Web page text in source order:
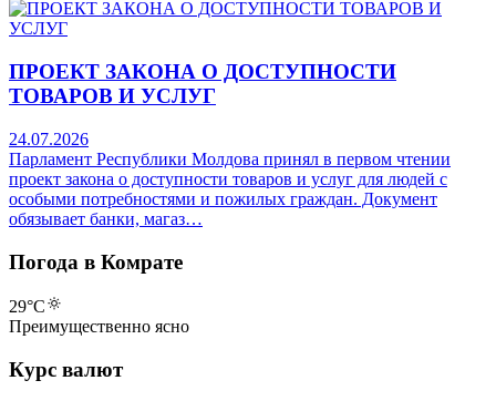
ПРОЕКТ ЗАКОНА О ДОСТУПНОСТИ
ТОВАРОВ И УСЛУГ
24.07.2026
Парламент Республики Молдова принял в первом чтении
проект закона о доступности товаров и услуг для людей с
особыми потребностями и пожилых граждан. Документ
обязывает банки, магаз…
Погода в Комрате
29°C
Преимущественно ясно
Курс валют